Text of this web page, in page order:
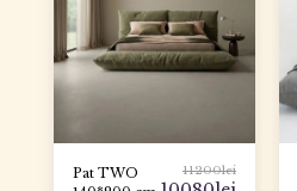
Pat TWO
11200lei